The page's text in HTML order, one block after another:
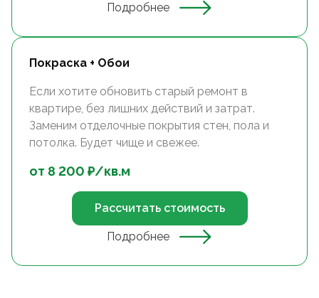
Подробнее
Покраска + Обои
Если хотите обновить старый ремонт в
квартире, без лишних действий и затрат.
Заменим отделочные покрытия стен, пола и
потолка. Будет чище и свежее.
от 8 200 ₽/кв.м
Рассчитать стоимость
Подробнее